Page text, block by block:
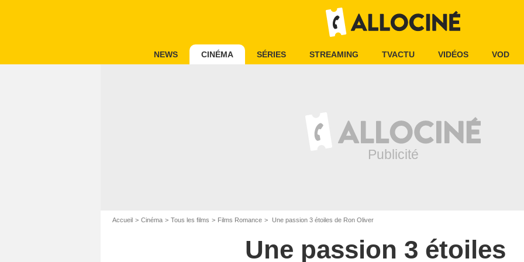
NEWS CINÉMA SÉRIES STREAMING TVACTU VIDÉOS VOD
Accueil Cinéma Tous les films Films Romance Une passion 3 étoiles de Ron Oliver
Une passion 3 étoiles